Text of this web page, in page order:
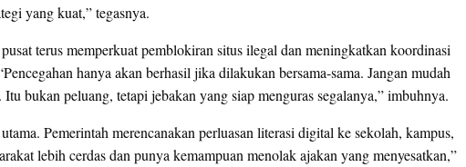
yang kuat,” tegasnya.
terus memperkuat pemblokiran situs ilegal dan meningkatkan koordinasi
hanya akan berhasil jika dilakukan bersama-sama. Jangan mudah
bukan peluang, tetapi jebakan yang siap menguras segalanya,” imbuhnya.
Pemerintah merencanakan perluasan literasi digital ke sekolah, kampus,
lebih cerdas dan punya kemampuan menolak ajakan yang menyesatkan,”